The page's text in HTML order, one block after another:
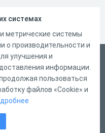
системах
метрические системы
о производительности и
улучшения и
информации.
пользоваться
файлов «Cookie» и